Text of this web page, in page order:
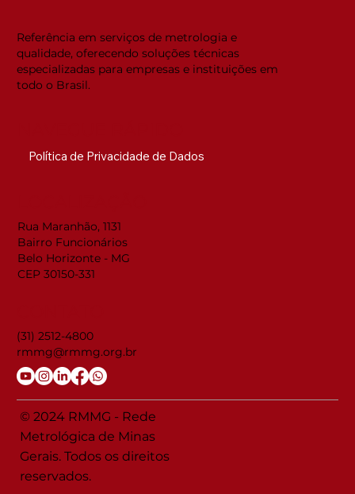
Referência em serviços de metrologia e
qualidade, oferecendo soluções técnicas
especializadas para empresas e instituições em
todo o Brasil.
Política de Privacidade de Dados
Rua Maranhão, 1131
Bairro Funcionários
Belo Horizonte - MG
CEP 30150-331
(31) 2512-4800
rmmg@rmmg.org.br
© 2024 RMMG - Rede
Metrológica de Minas
Gerais. Todos os direitos
reservados.